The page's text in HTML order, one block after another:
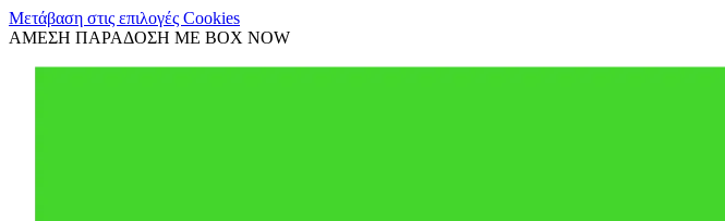
Μετάβαση στις επιλογές Cookies
ΑΜΕΣΗ ΠΑΡΑΔΟΣΗ ΜΕ BOX NOW